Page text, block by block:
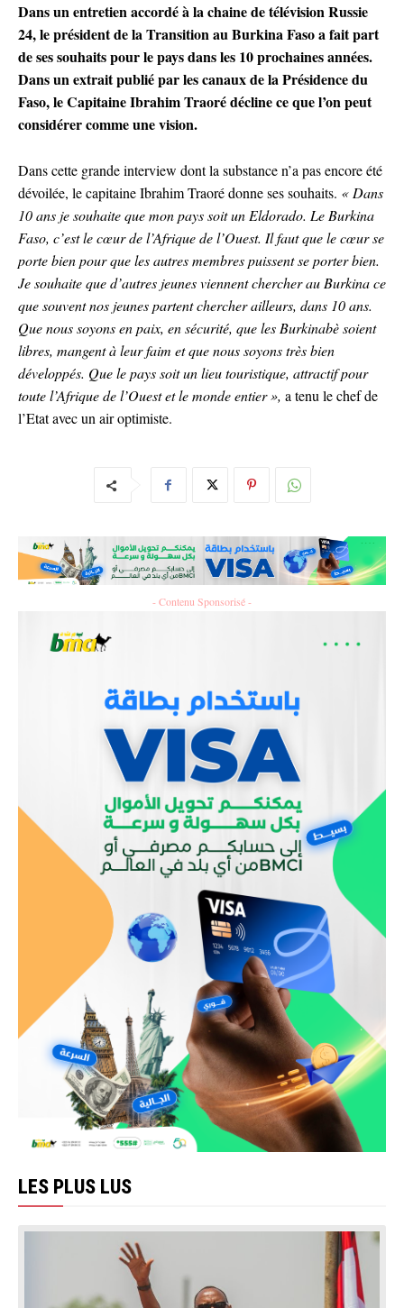
Dans un entretien accordé à la chaine de télévision Russie
24, le président de la Transition au Burkina Faso a fait part
de ses souhaits pour le pays dans les 10 prochaines années.
Dans un extrait publié par les canaux de la Présidence du
Faso, le Capitaine Ibrahim Traoré décline ce que l’on peut
considérer comme une vision.
Dans cette grande interview dont la substance n’a pas encore été
dévoilée, le capitaine Ibrahim Traoré donne ses souhaits. « Dans
10 ans je souhaite que mon pays soit un Eldorado. Le Burkina
Faso, c’est le cœur de l’Afrique de l’Ouest. Il faut que le cœur se
porte bien pour que les autres membres puissent se porter bien.
Je souhaite que d’autres jeunes viennent chercher au Burkina ce
que souvent nos jeunes partent chercher ailleurs, dans 10 ans.
Que nous soyons en paix, en sécurité, que les Burkinabè soient
libres, mangent à leur faim et que nous soyons très bien
développés. Que le pays soit un lieu touristique, attractif pour
toute l’Afrique de l’Ouest et le monde entier », a tenu le chef de
l’Etat avec un air optimiste.
- Contenu Sponsorisé -
LES PLUS LUS